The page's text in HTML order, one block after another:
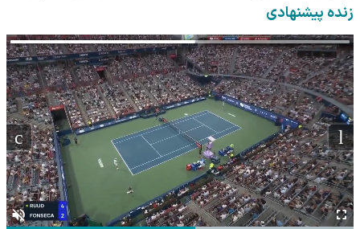
کن!
زنده پیشنهادی